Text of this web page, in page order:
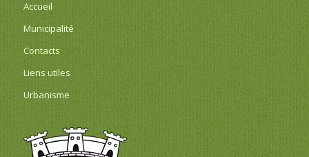
Accueil
Municipalité
Contacts
Liens utiles
Urbanisme